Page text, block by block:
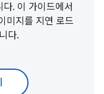
. 이 가이드에서
미지를 지연 로드
다.